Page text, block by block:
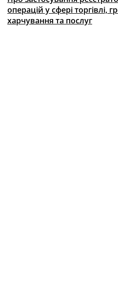
операцій у сфері торгівлі,
харчування та послуг